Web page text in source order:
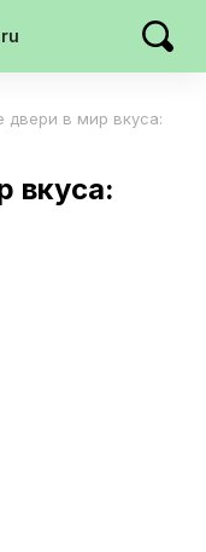
двери в мир вкуса:
вкуса: